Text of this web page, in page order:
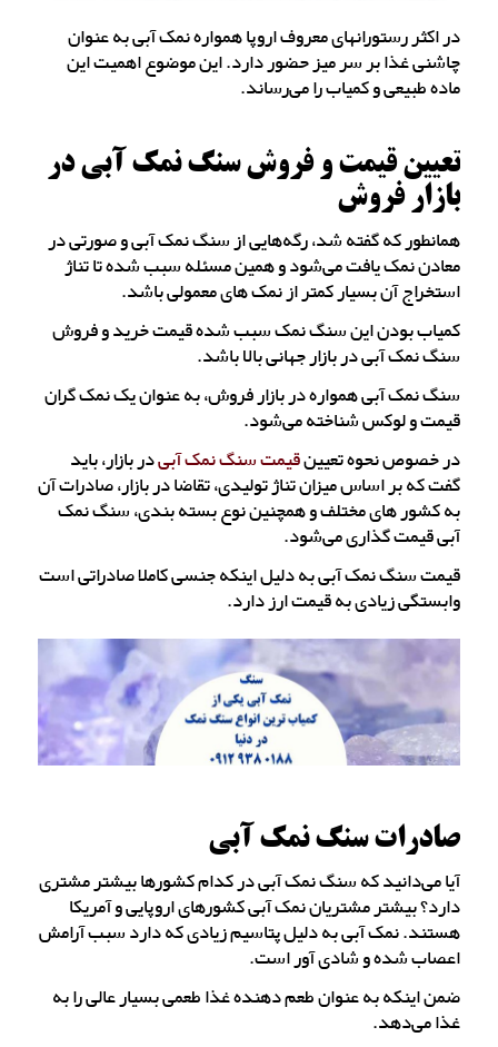
در اکثر رستورانهای معروف اروپا همواره نمک آبی به عنوان
چاشنی غذا بر سر میز حضور دارد. این موضوع اهمیت این
ماده طبیعی و کمیاب را می‌رساند.
تعیین قیمت و فروش سنگ نمک آبی در
بازار فروش
همانطور که گفته شد، رگه‌هایی از سنگ نمک آبی و صورتی در
معادن نمک یافت می‌شود و همین مسئله سبب شده تا تناژ
استخراج آن بسیار کمتر از نمک های معمولی باشد.
کمیاب بودن این سنگ نمک سبب شده قیمت خرید و فروش
سنگ نمک آبی در بازار جهانی بالا باشد.
سنگ نمک آبی همواره در بازار فروش، به عنوان یک نمک گران
قیمت و لوکس شناخته می‌شود.
در خصوص نحوه تعیینقیمت سنگ نمک آبیدر بازار، باید
گفت که بر اساس میزان تناژ تولیدی، تقاضا در بازار، صادرات آن
به کشور های مختلف و همچنین نوع بسته بندی، سنگ نمک
آبی قیمت گذاری می‌شود.
قیمت سنگ نمک آبی به دلیل اینکه جنسی کاملا صادراتی است
وابستگی زیادی به قیمت ارز دارد.
صادرات سنگ نمک آبی
آیا می‌دانید که سنگ نمک آبی در کدام کشورها بیشتر مشتری
دارد؟ بیشتر مشتریان نمک آبی کشورهای اروپایی و آمریکا
هستند. نمک آبی به دلیل پتاسیم زیادی که دارد سبب آرامش
اعصاب شده و شادی آور است.
ضمن اینکه به عنوان طعم دهنده غذا طعمی بسیار عالی را به
غذا می‌دهد.